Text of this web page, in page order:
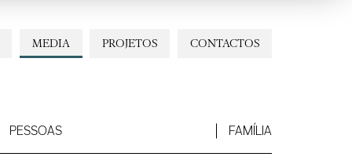
CONTACTOS
PROJETOS
MEDIA
PESSOAS FAMÍLIA